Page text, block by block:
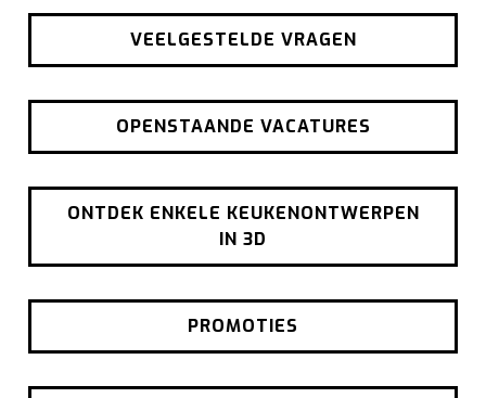
VEELGESTELDE VRAGEN
OPENSTAANDE VACATURES
ONTDEK ENKELE KEUKENONTWERPEN
IN 3D
PROMOTIES